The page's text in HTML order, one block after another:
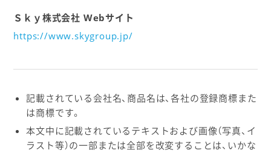
Ｓｋｙ株式会社 Webサイト
https://www.skygroup.jp/
記載されている会社名、商品名は、各社の登録商標また
は商標です。
本文中に記載されているテキストおよび画像（写真、イ
ラスト等）の一部または全部を改変することは、いかな